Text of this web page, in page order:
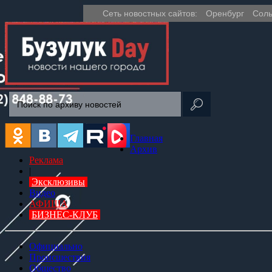
Сеть новостных сайтов: Оренбург
Главная
Архив
Реклама
Эксклюзивы
Видео
АФИША
БИЗНЕС-КЛУБ
Официально
Происшествия
Общество